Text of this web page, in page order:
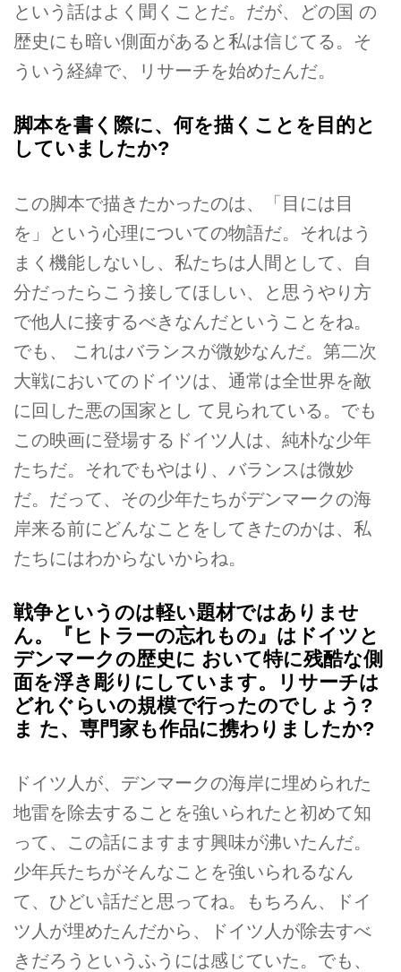
という話はよく聞くことだ。だが、どの国 の
歴史にも暗い側面があると私は信じてる。そ
ういう経緯で、リサーチを始めたんだ。
脚本を書く際に、何を描くことを目的と
していましたか?
この脚本で描きたかったのは、「目には目
を」という心理についての物語だ。それはう
まく機能しないし、私たちは人間として、自
分だったらこう接してほしい、と思うやり方
で他人に接するべきなんだということをね。
でも、 これはバランスが微妙なんだ。第二次
大戦においてのドイツは、通常は全世界を敵
に回した悪の国家とし て見られている。でも
この映画に登場するドイツ人は、純朴な少年
たちだ。それでもやはり、バランスは微妙
だ。だって、その少年たちがデンマークの海
岸来る前にどんなことをしてきたのかは、私
たちにはわからないからね。
戦争というのは軽い題材ではありませ
ん。『ヒトラーの忘れもの』はドイツと
デンマークの歴史に おいて特に残酷な側
面を浮き彫りにしています。リサーチは
どれぐらいの規模で行ったのでしょう?
ま た、専門家も作品に携わりましたか?
ドイツ人が、デンマークの海岸に埋められた
地雷を除去することを強いられたと初めて知
って、この話にますます興味が沸いたんだ。
少年兵たちがそんなことを強いられるなん
て、ひどい話だと思ってね。もちろん、ドイ
ツ人が埋めたんだから、ドイツ人が除去すべ
きだろうというふうには感じていた。でも、